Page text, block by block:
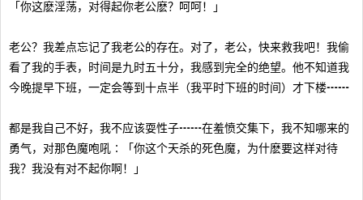
「你这麽淫荡，对得起你老公麽？呵呵！」
老公？我差点忘记了我老公的存在。对了，老公，快来救我吧！我偷
看了我的手表，时间是九时五十分，我感到完全的绝望。他不知道我
今晚提早下班，一定会等到十点半（我平时下班的时间）才下楼┅┅
都是我自己不好，我不应该耍性子┅┅在羞愤交集下，我不知哪来的
勇气，对那色魔咆吼∶「你这个天杀的死色魔，为什麽要这样对待
我？我没有对不起你啊！」